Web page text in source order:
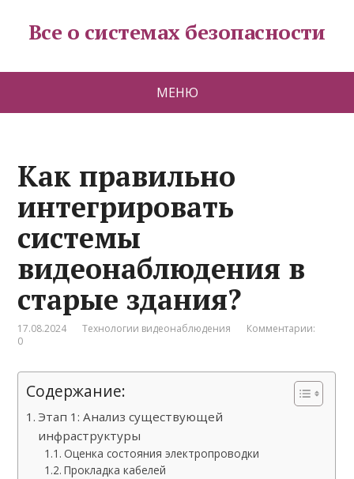
Все о системах безопасности
МЕНЮ
Как правильно
интегрировать
системы
видеонаблюдения в
старые здания?
17.08.2024 Технологии видеонаблюдения
Комментарии:
0
Содержание:
Этап 1: Анализ существующей
инфраструктуры
Оценка состояния электропроводки
Прокладка кабелей